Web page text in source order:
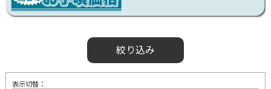
絞り込み
表示切替：